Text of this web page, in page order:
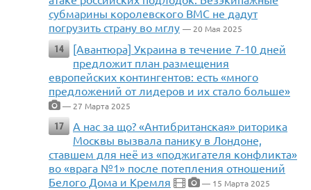
субмарины королевского ВМС не дадут
погрузить страну во мглу — 20 Мая 2025
14
[Авантюра] Украина в течение 7-10 дней
предложит план размещения
европейских контингентов: есть «много
предложений от лидеров и их стало больше»
— 27 Марта 2025
17
А нас за що? «Антибританская» риторика
Москвы вызвала панику в Лондоне,
ставшем для неё из «поджигателя конфликта»
во «врага №1» после потепления отношений
Белого Дома и Кремля
— 15 Марта 2025